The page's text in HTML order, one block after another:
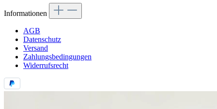
Informationen
AGB
Datenschutz
Versand
Zahlungsbedingungen
Widerrufsrecht